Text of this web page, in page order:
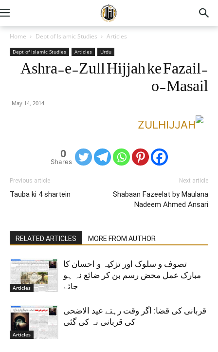
Home Dept of Islamic Studies Articles
Dept of Islamic Studies Articles Urdu
Ashra-e-Zull Hijjah ke Fazail-
o-Masail
May 14, 2014
0
Shares
Previous article
Tauba ki 4 shartein
Next article
Shabaan Fazeelat by Maulana
Nadeem Ahmed Ansari
RELATED ARTICLES MORE FROM AUTHOR
Articles
تصوف و سلوک اور تزکیہ و احسان کا
مبارک عمل محض رسم بن کر ضائع نہ ہو
جائے
Articles
قربانی کی قضا: اگر وقت رہتے عید الاضحی
کی قربانی نہ کی گئی